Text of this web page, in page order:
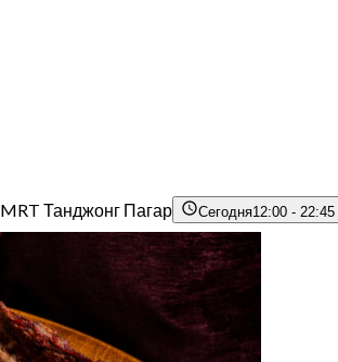
MRT Танджонг Пагар Сегодня12:00 - 22:45